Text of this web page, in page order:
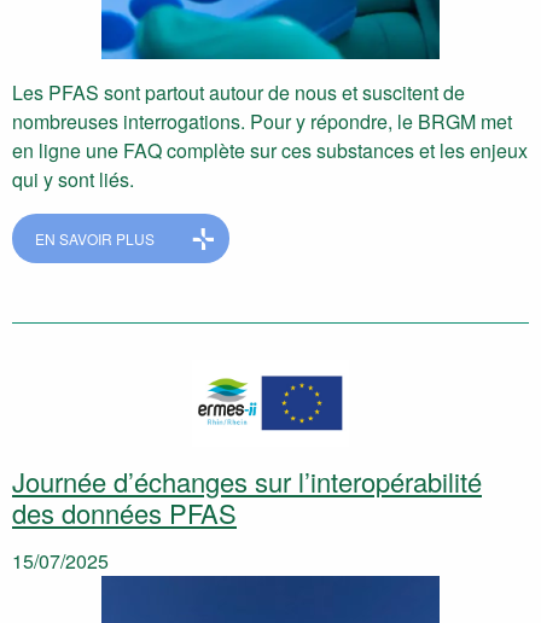
Les PFAS sont partout autour de nous et suscitent de
nombreuses interrogations. Pour y répondre, le BRGM met
en ligne une FAQ complète sur ces substances et les enjeux
qui y sont liés.
EN SAVOIR PLUS
Journée d’échanges sur l’interopérabilité
des données PFAS
15/07/2025